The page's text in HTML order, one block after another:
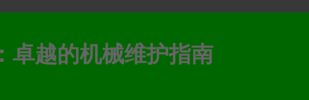
卓越的机械维护指南